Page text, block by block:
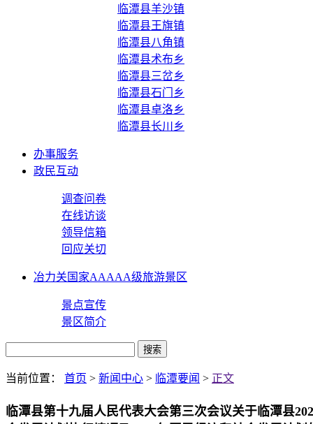
临潭县羊沙镇
临潭县王旗镇
临潭县八角镇
临潭县术布乡
临潭县三岔乡
临潭县石门乡
临潭县卓洛乡
临潭县长川乡
办事服务
政民互动
调查问卷
在线访谈
领导信箱
回应关切
冶力关国家AAAAA级旅游景区
景点宣传
景区简介
当前位置： 首页 > 新闻中心 > 临潭要闻 > 正文
临潭县第十九届人民代表大会第三次会议关于临潭县